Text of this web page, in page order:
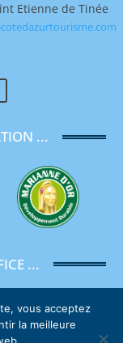
Etienne de Tinée
...
...
vous acceptez
la meilleure